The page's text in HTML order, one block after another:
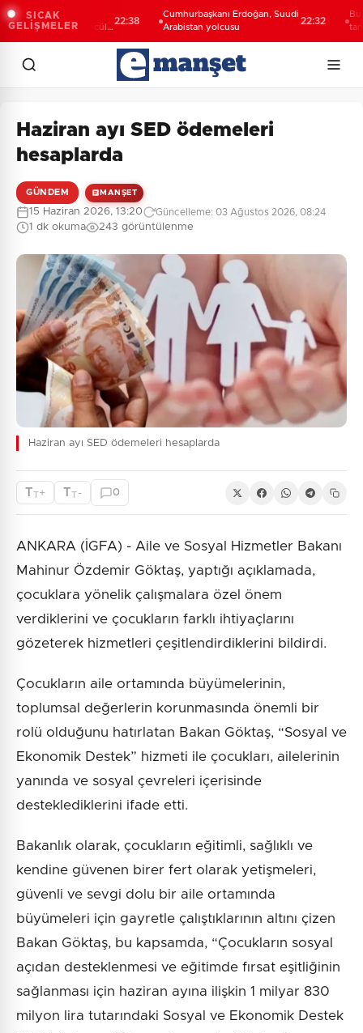
SICAK
GELİŞMELER
Biba:
bütüncül
22:38
Cumhurbaşkanı Erdoğan, Suudi
Arabistan yolcusu
22:32
Bursa’da
tanıtıldı...
Haziran ayı SED ödemeleri
hesaplarda
GÜNDEM MANŞET
15 Haziran 2026, 13:20 Güncelleme: 03 Ağustos 2026, 08:24
1 dk okuma 243 görüntülenme
Haziran ayı SED ödemeleri hesaplarda
TT+ TT - 0
ANKARA (İGFA) - Aile ve Sosyal Hizmetler Bakanı
Mahinur Özdemir Göktaş, yaptığı açıklamada,
çocuklara yönelik çalışmalara özel önem
verdiklerini ve çocukların farklı ihtiyaçlarını
gözeterek hizmetleri çeşitlendirdiklerini bildirdi.
Çocukların aile ortamında büyümelerinin,
toplumsal değerlerin korunmasında önemli bir
rolü olduğunu hatırlatan Bakan Göktaş, “Sosyal ve
Ekonomik Destek” hizmeti ile çocukları, ailelerinin
yanında ve sosyal çevreleri içerisinde
desteklediklerini ifade etti.
Bakanlık olarak, çocukların eğitimli, sağlıklı ve
kendine güvenen birer fert olarak yetişmeleri,
güvenli ve sevgi dolu bir aile ortamında
büyümeleri için gayretle çalıştıklarının altını çizen
Bakan Göktaş, bu kapsamda, “Çocukların sosyal
açıdan desteklenmesi ve eğitimde fırsat eşitliğinin
sağlanması için haziran ayına ilişkin 1 milyar 830
milyon lira tutarındaki Sosyal ve Ekonomik Destek